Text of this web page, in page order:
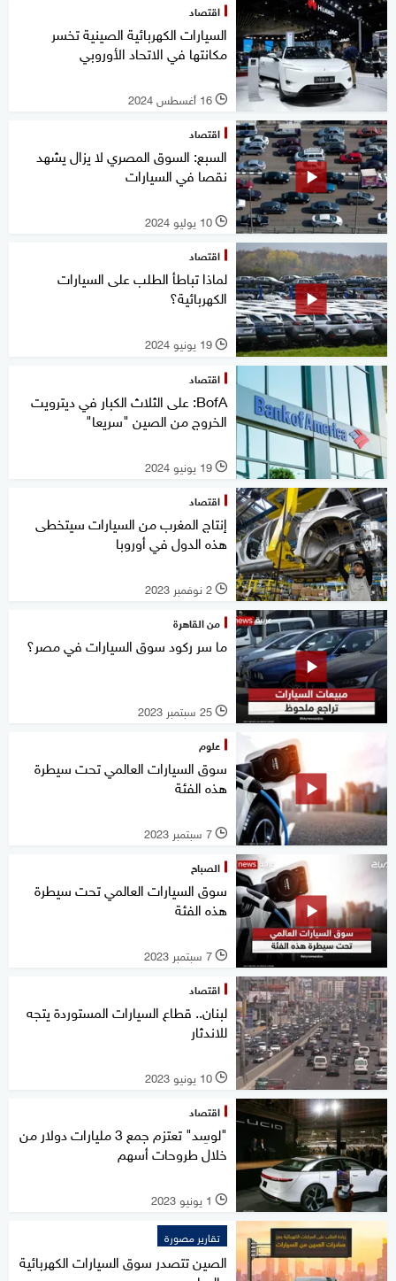
اقتصاد
السيارات الكهربائية الصينية تخسر
مكانتها في الاتحاد الأوروبي
l 16 أغسطس 2024
اقتصاد
السبع: السوق المصري لا يزال يشهد
نقصا في السيارات
l 10 يوليو 2024
اقتصاد
لماذا تباطأ الطلب على السيارات
الكهربائية؟
l 19 يونيو 2024
اقتصاد
BofA: على الثلاث الكبار في ديترويت
الخروج من الصين "سريعا"
l 19 يونيو 2024
اقتصاد
إنتاج المغرب من السيارات سيتخطى
هذه الدول في أوروبا
l 2 نوفمبر 2023
من القاهرة
ما سر ركود سوق السيارات في مصر؟
l 25 سبتمبر 2023
علوم
سوق السيارات العالمي تحت سيطرة
هذه الفئة
l 7 سبتمبر 2023
الصباح
سوق السيارات العالمي تحت سيطرة
هذه الفئة
l 7 سبتمبر 2023
اقتصاد
لبنان.. قطاع السيارات المستوردة يتجه
للاندثار
l 10 يونيو 2023
اقتصاد
"لوسِد" تعتزم جمع 3 مليارات دولار من
خلال طروحات أسهم
l 1 يونيو 2023
تقارير مصورة
الصين تتصدر سوق السيارات الكهربائية